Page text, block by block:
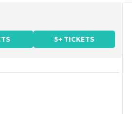
5+ TICKETS